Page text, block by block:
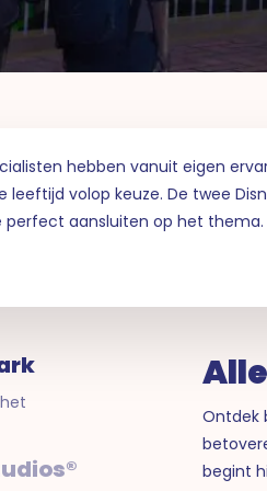
hebben vanuit eigen
leeftijd volop keuze. De twee
aansluiten op het
Ontdek
begint